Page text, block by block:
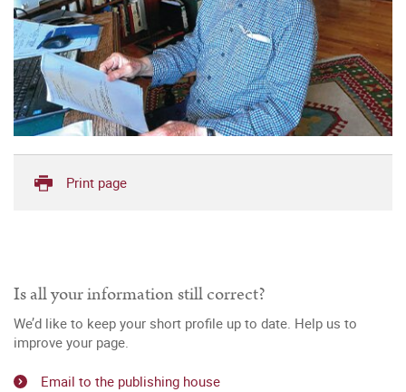
Print page
Is all your information still correct?
We’d like to keep your short profile up to date. Help us to
improve your page.
Email to the publishing house